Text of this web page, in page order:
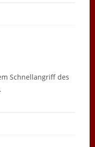
Schnellangriff des